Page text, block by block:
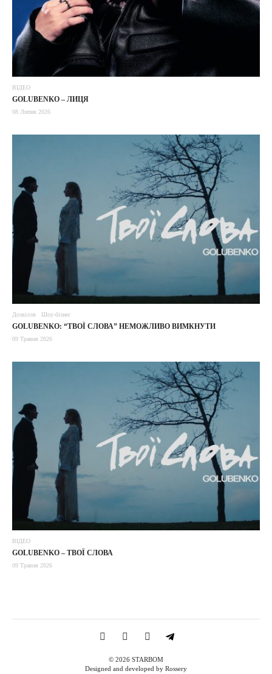
ВІДЕО
GOLUBENKO – ЛИЦЯ
08 Липня 2026
Дозвілля Шоу-бізнес
GOLUBENKO: “ТВОЇ СЛОВА” НЕМОЖЛИВО ВИМКНУТИ
09 Травня 2026
ВІДЕО
GOLUBENKO – ТВОЇ СЛОВА
09 Травня 2026
© 2026 STARBOM
Designed and developed by Rossery